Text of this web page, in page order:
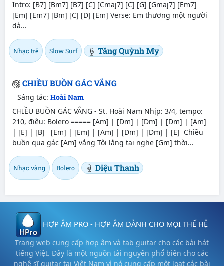
Intro: [B7] [Bm7] [B7] [C] [Cmaj7] [C] [G] [Gmaj7] [Em7]
[Em] [Em7] [Bm] [C] [D] [Em] Verse: Em thương một người
dà...
Nhạc trẻ Slow Surf Tăng Quỳnh My
CHIỀU BUỒN GÁC VẮNG
Sáng tác: Hoài Nam
CHIỀU BUỒN GÁC VẮNG - St. Hoài Nam Nhịp: 3/4, tempo:
210, điệu: Bolero ===== [Am] | [Dm] | [Dm] | [Dm] | [Am]
| [E] | [B] [Em] | [Em] | [Am] | [Dm] | [Dm] | [E] Chiều
buồn qua gác [Am] vắng Tôi lắng tai nghe [Gm] thời...
Nhạc vàng Bolero Diệu Thanh
HỢP ÂM PRO - HỢP ÂM DÀNH CHO MỌI THẾ HỆ
Trang web cung cấp hợp âm và tab guitar cho các bài hát
tiếng Việt. Đây là một nguồn tài nguyên phổ biến cho các
nghệ sĩ guitar tại Việt Nam vì nó cung cấp một loạt các bài